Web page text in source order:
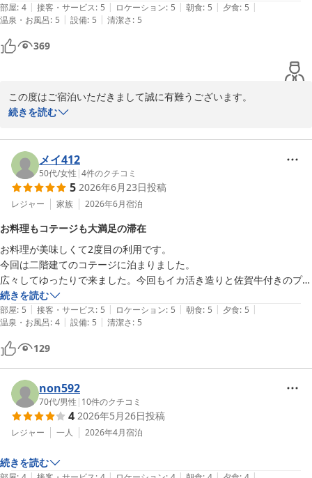
部屋: 4 | 接客・サービス: 5 | ロケーション: 5 | 朝食: 5 | 夕食: 5 |
温泉・お風呂: 5 | 設備: 5 | 清潔さ: 5
369
この度はご宿泊いただきまして誠に有難うございます。
お食事に景色にご堪能いただけたようでなによりでございます。
ご感想いただきましてありがとうございます。
鎮西町国民宿舎 波戸岬
2026-06-02
続きを読む
メイ412
50代/女性 |4件のクチコミ
5 2026年6月23日投稿
レジャー 家族 2026年6月宿泊
お料理もコテージも大満足の滞在
お料理が美味しくて2度目の利用です。
今回は二階建てのコテージに泊まりました。
広々してゆったりで来ました。今回もイカ活き造りと佐賀牛付きのプラ
ンにしました。
ボリューム満点で大変満足です。
続きを読む
部屋: 5 | 接客・サービス: 5 | ロケーション: 5 | 朝食: 5 | 夕食: 5 |
温泉・お風呂: 4 | 設備: 5 | 清潔さ: 5
129
non592
70代/男性 | 10件のクチコミ
4 2026年5月26日投稿
レジャー 一人 2026年4月宿泊
続きを読む